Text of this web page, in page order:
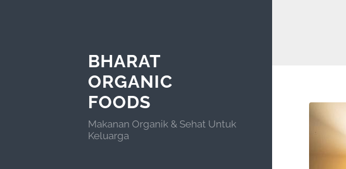
BHARAT
ORGANIC
FOODS
Makanan Organik & Sehat Untuk
Keluarga